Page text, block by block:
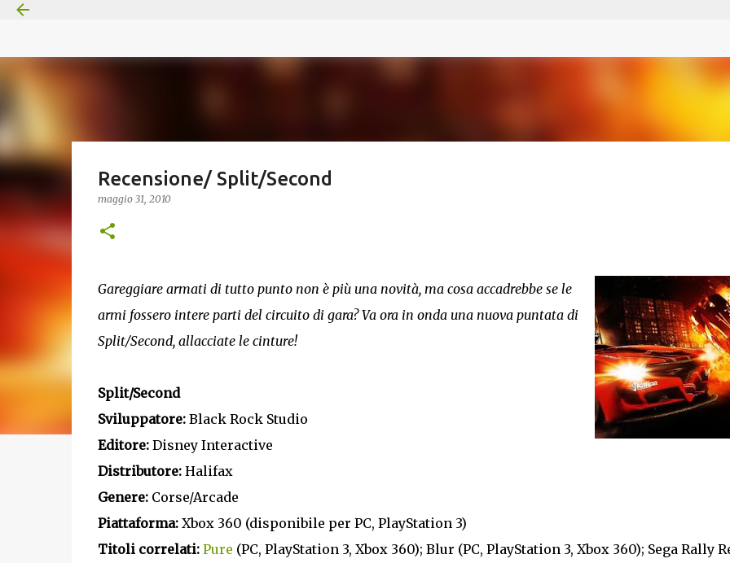
Recensione/ Split/Second
maggio 31, 2010
Gareggiare armati di tutto punto non è più una novità, ma cosa accadrebbe se le
armi fossero intere parti del circuito di gara? Va ora in onda una nuova puntata di
Split/Second, allacciate le cinture!
Split/Second
Sviluppatore:Black Rock Studio
Editore:Disney Interactive
Distributore:Halifax
Genere:Corse/Arcade
Piattaforma:Xbox 360 (disponibile per PC, PlayStation 3)
Titoli correlati: Pure (PC, PlayStation 3, Xbox 360); Blur (PC, PlayStation 3, Xbox 360); Sega Rally